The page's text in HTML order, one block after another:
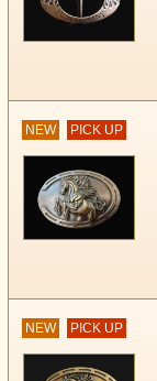
NEW PICK UP
NEW PICK UP